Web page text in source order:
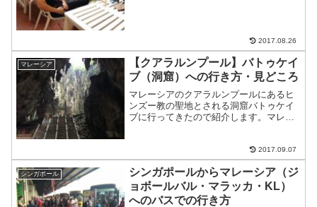
その時に会ったマレーシアの... 2017.08.26
マレーシア
【クアラルンプール】バトゥケイ
ブ（洞窟）への行き方・見どころ
マレーシアのクアラルンプールにあるヒ
ンズー教の聖地とされる洞窟バトゥケイ
ブに行ってきたので紹介します。マレー
階段が長い・・・階段を登りきると洞窟
が広がるヒンズー教の神様...
2017.09.07
シンガポール
シンガポールからマレーシア（ジ
ョボールバル・マラッカ・KL）
へのバスでの行き方